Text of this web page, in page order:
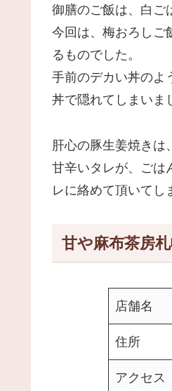
御膳のご飯は、白ご
今回は、梅おろしご
るものでした。
手前のデカい丼のよ
丼で隠れてしまいま
肝心の豚生姜焼きは
甘辛いタレが、ごは
レに絡めて頂いてし
甘や麻布茶房
店舗名
住所
アクセス